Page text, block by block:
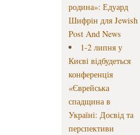
родина»: Едуард
Шифрін для Jewish
Post And News
1-2 липня у
Києві відбудеться
конференція
«Єврейська
спадщина в
Україні: Досвід та
перспективи